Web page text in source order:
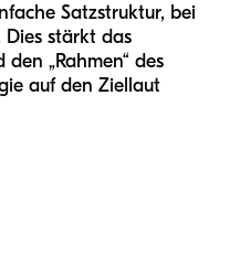
Satzstruktur, bei
stärkt das
„Rahmen“ des
auf den Ziellaut